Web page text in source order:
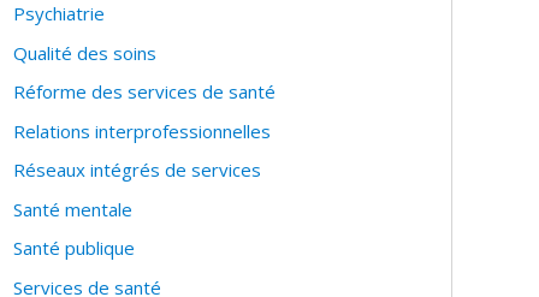
Psychiatrie
Qualité des soins
Réforme des services de santé
Relations interprofessionnelles
Réseaux intégrés de services
Santé mentale
Santé publique
Services de santé